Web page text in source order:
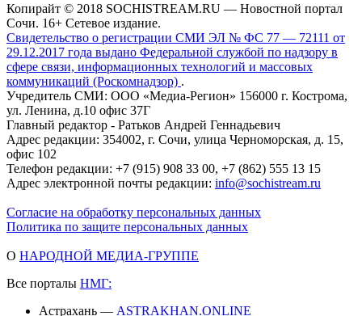
Копирайт © 2018 SOCHISTREAM.RU — Новостной портал
Сочи. 16+ Сетевое издание.
Свидетельство о регистрации СМИ ЭЛ № ФС 77 — 72111 от
29.12.2017 года выдано Федеральной службой по надзору в
сфере связи, информационных технологий и массовых
коммуникаций (Роскомнадзор) .
Учредитель СМИ: ООО «Медиа-Регион» 156000 г. Кострома,
ул. Ленина, д.10 офис 37Г
Главный редактор - Ратьков Андрей Геннадьевич
Адрес редакции: 354002, г. Сочи, улица Черноморская, д. 15,
офис 102
Телефон редакции: +7 (915) 908 33 00, +7 (862) 555 13 15
Адрес электронной почты редакции: info@sochistream.ru
Согласие на обработку персональных данных
Политика по защите персональных данных
О НАРОДНОЙ МЕДИА-ГРУППЕ
Все порталы НМГ:
Астрахань — ASTRAKHAN.ONLINE